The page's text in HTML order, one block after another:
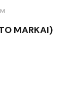
MARKAI)